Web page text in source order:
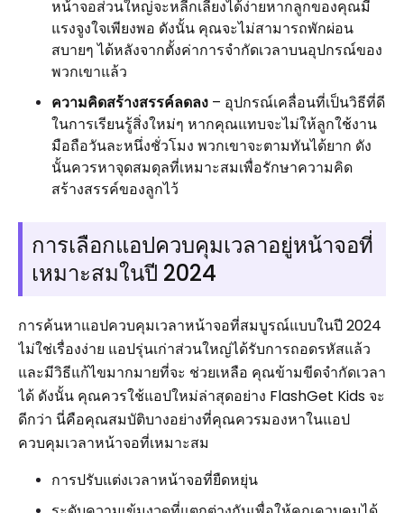
หน้าจอส่วนใหญ่จะหลีกเลี่ยงได้ง่ายหากลูกของคุณมี
แรงจูงใจเพียงพอ ดังนั้น คุณจะไม่สามารถพักผ่อน
สบายๆ ได้หลังจากตั้งค่าการจำกัดเวลาบนอุปกรณ์ของ
พวกเขาแล้ว
ความคิดสร้างสรรค์ลดลง – อุปกรณ์เคลื่อนที่เป็นวิธีที่ดี
ในการเรียนรู้สิ่งใหม่ๆ หากคุณแทบจะไม่ให้ลูกใช้งาน
มือถือวันละหนึ่งชั่วโมง พวกเขาจะตามทันได้ยาก ดัง
นั้นควรหาจุดสมดุลที่เหมาะสมเพื่อรักษาความคิด
สร้างสรรค์ของลูกไว้
การเลือกแอปควบคุมเวลาอยู่หน้าจอที่
เหมาะสมในปี 2024
การค้นหาแอปควบคุมเวลาหน้าจอที่สมบูรณ์แบบในปี 2024
ไม่ใช่เรื่องง่าย แอปรุ่นเก่าส่วนใหญ่ได้รับการถอดรหัสแล้ว
และมีวิธีแก้ไขมากมายที่จะ ช่วยเหลือ คุณข้ามขีดจำกัดเวลา
ได้ ดังนั้น คุณควรใช้แอปใหม่ล่าสุดอย่าง FlashGet Kids จะ
ดีกว่า นี่คือคุณสมบัติบางอย่างที่คุณควรมองหาในแอป
ควบคุมเวลาหน้าจอที่เหมาะสม
การปรับแต่งเวลาหน้าจอที่ยืดหยุ่น